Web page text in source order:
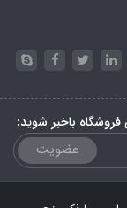
باخبر شوید:
عضویت